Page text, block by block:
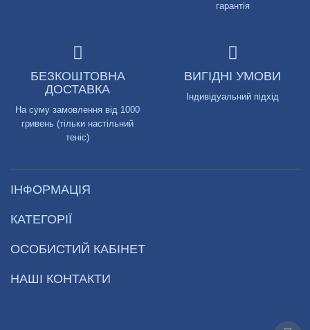
гарантія
БЕЗКОШТОВНА
ДОСТАВКА
На суму замовлення від 1000
гривень (тільки настільний
теніс)
ВИГІДНІ УМОВИ
Індивідуальний підхід
ІНФОРМАЦІЯ
КАТЕГОРІЇ
ОСОБИСТИЙ КАБІНЕТ
НАШІ КОНТАКТИ